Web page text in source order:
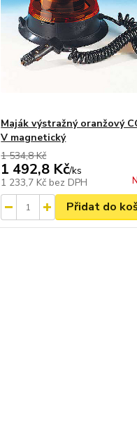
Maják výstražný oranžový
V magnetický
1 534,8 Kč
1 492,8 Kč/ks
1 233,7 Kč bez DPH
Přidat do